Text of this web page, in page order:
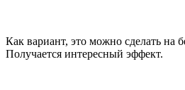
Как вариант, это можно сделать на
Получается интересный эффект.